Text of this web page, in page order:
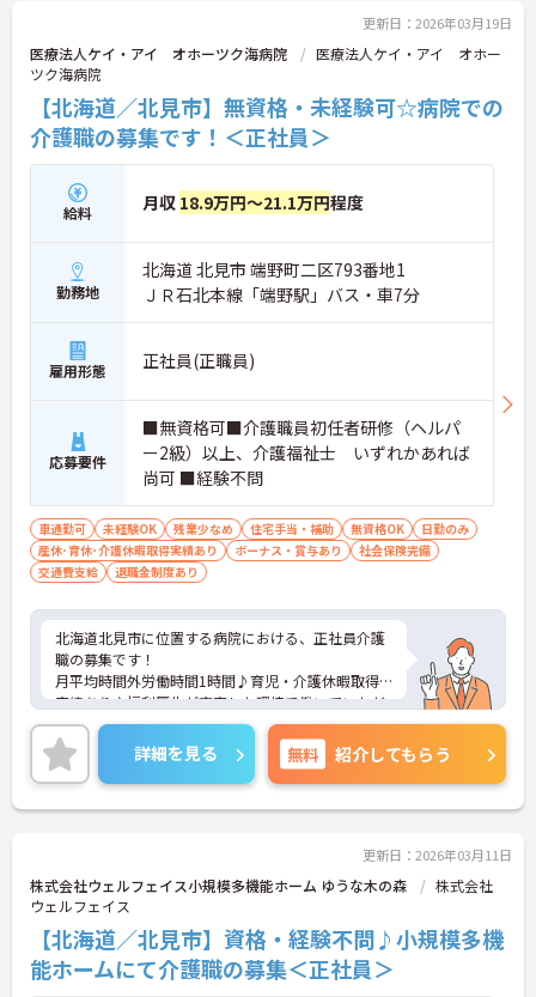
更新日：2026年03月19日
医療法人ケイ・アイ オホーツク海病院
医療法人ケイ・アイ オホー
ツク海病院
【北海道／北見市】無資格・未経験可☆病院での
介護職の募集です！＜正社員＞
給料 月収 18.9万円～21.1万円程度
勤務地
北海道 北見市 端野町二区793番地1
ＪＲ石北本線「端野駅」バス・車7分
雇用形態 正社員(正職員)
応募要件
■無資格可■介護職員初任者研修（ヘルパ
ー2級）以上、介護福祉士 いずれかあれば
尚可 ■経験不問
車通勤可 未経験OK 残業少なめ 住宅手当・補助 無資格OK
日勤のみ
産休･育休･介護休暇取得実績あり
ボーナス・賞与あり
社会保険完備
交通費支給
退職金制度あり
北海道北見市に位置する病院における、正社員介護
職の募集です！
月平均時間外労働時間1時間♪育児・介護休暇取得
実績あり♪福利厚生が充実した環境で働いていただ
けます！
ご興味ある方には、面接対策ポイントなど、さらに
詳細をお話しいたしますのでお気軽にご相談くださ
い。
詳細を見る 無料 紹介してもらう
更新日：2026年03月11日
株式会社ウェルフェイス小規模多機能ホーム ゆうな木の森
株式会社
ウェルフェイス
【北海道／北見市】資格・経験不問♪小規模多機
能ホームにて介護職の募集＜正社員＞